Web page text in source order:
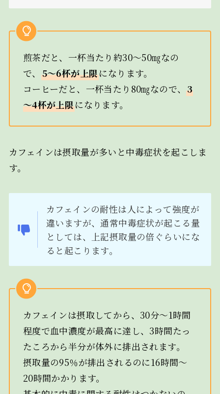
煎茶だと、一杯当たり約30～50㎎なの
で、 5～6杯が上限になります。
コーヒーだと、一杯当たり80㎎なので、3
～4杯が上限になります。
カフェインは摂取量が多いと中毒症状を起こしま
す。
カフェインの耐性は人によって強度が
違いますが、通常中毒症状が起こる量
としては、上記摂取量の倍ぐらいにな
ると起こります。
カフェインは摂取してから、30分～1時間
程度で血中濃度が最高に達し、3時間たっ
たころから半分が体外に排出されます。
摂取量の95％が排出されるのに16時間～
20時間かかります。